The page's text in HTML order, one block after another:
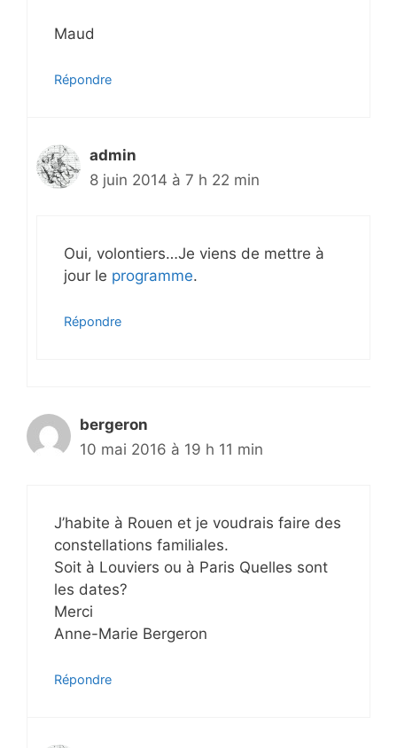
Maud
Répondre
admin
8 juin 2014 à 7 h 22 min
Oui, volontiers…Je viens de mettre à
jour le programme.
Répondre
bergeron
10 mai 2016 à 19 h 11 min
J’habite à Rouen et je voudrais faire des
constellations familiales.
Soit à Louviers ou à Paris Quelles sont
les dates?
Merci
Anne-Marie Bergeron
Répondre